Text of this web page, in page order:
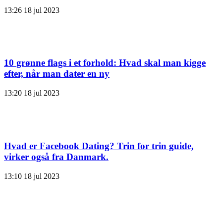
13:26 18 jul 2023
10 grønne flags i et forhold: Hvad skal man kigge
efter, når man dater en ny
13:20 18 jul 2023
Hvad er Facebook Dating? Trin for trin guide,
virker også fra Danmark.
13:10 18 jul 2023